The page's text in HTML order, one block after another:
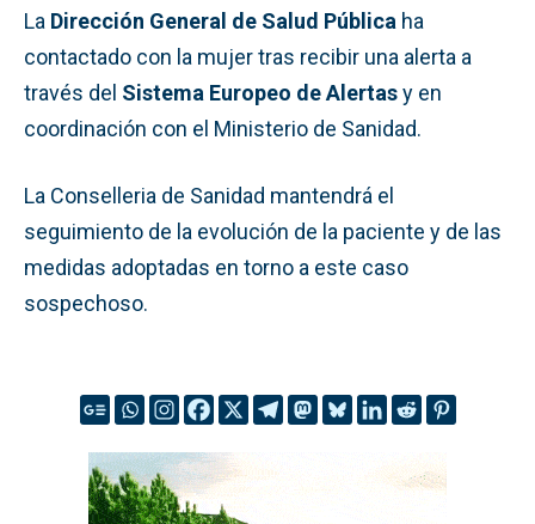
La Dirección General de Salud Pública ha
contactado con la mujer tras recibir una alerta a
través del Sistema Europeo de Alertasy en
coordinación con el Ministerio de Sanidad.
La Conselleria de Sanidad mantendrá el
seguimiento de la evolución de la paciente y de las
medidas adoptadas en torno a este caso
sospechoso.